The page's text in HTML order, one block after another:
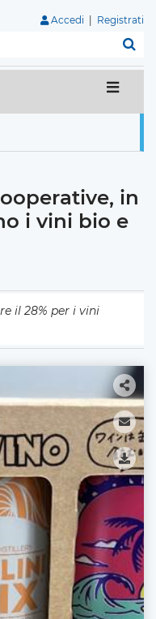
Accedi Registrati
in
i vini bio e
il 28% per i vini